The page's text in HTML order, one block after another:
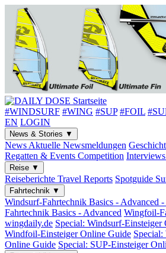
#WINDSURF #WING #SUP #FOIL
EN LOGIN
News & Stories ▼
News Aktuelle Newsmeldungen
Regatten & Events Competition
Reise ▼
Reiseberichte Travel Reports Spotguide
Fahrtechnik ▼
Windsurf-Fahrtechnik Basics - Advanced -
Fahrtechnik Basics - Advanced Wingfoil-
wingdaily.de Special: Windsurf-Einsteiger
Windfoil-EinsteigerOnline Guide
Online Guide Special: SUP-Einsteiger